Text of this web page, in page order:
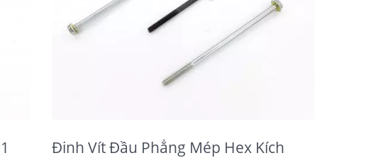
Đinh Vít Đầu Phẳng Mép Hex Kích